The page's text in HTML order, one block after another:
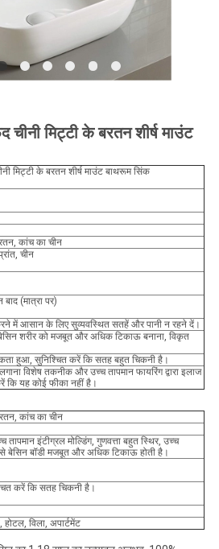
मिट्टी के बरतन शीर्ष माउंट
मिट्टी के बरतन शीर्ष माउंट बाथरूम सिंक
कांच का चीन
चीन
(मात्रा पर)
में आसान के लिए सुव्यवस्थित सतहें और पानी न रहने दें।
शरीर को मजबूत और अधिक टिकाऊ बनाना, विकृत
हुआ, सुनिश्चित करें कि सतह बहुत चिकनी है।
विशेष तकनीक और उच्च तापमान फायरिंग द्वारा इलाज
कि यह कोई फीका नहीं है।
कांच का चीन
इंटीग्रल मोल्डिंग, गुणवत्ता बहुत स्थिर, उच्च
बेसिन बॉडी मजबूत और अधिक टिकाऊ होती है।
करें कि सतह चिकनी है।
होटल, विला, अपार्टमेंट